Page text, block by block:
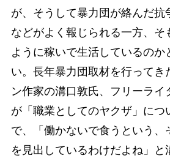
が、そうして暴力団が絡んだ抗
などがよく報じられる一方、そ
ように稼いで生活しているのか
い。長年暴力団取材を行ってき
ン作家の溝口敦氏、フリーライ
が「職業としてのヤクザ」につ
で、「働かないで食うという、
を見出しているわけだよね」と